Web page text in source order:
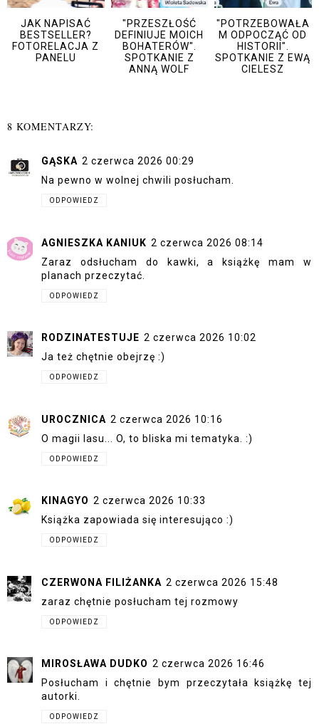
JAK NAPISAĆ
BESTSELLER?
FOTORELACJA Z
PANELU
"PRZESZŁOŚĆ
DEFINIUJE MOICH
BOHATERÓW".
SPOTKANIE Z
ANNĄ WOLF
"POTRZEBOWAŁA
M ODPOCZĄĆ OD
HISTORII".
SPOTKANIE Z EWĄ
CIELESZ
8 KOMENTARZY:
GĄSKA 2 czerwca 2026 00:29
Na pewno w wolnej chwili posłucham.
ODPOWIEDZ
AGNIESZKA KANIUK 2 czerwca 2026 08:14
Zaraz odsłucham do kawki, a książkę mam w
planach przeczytać.
ODPOWIEDZ
RODZINATESTUJE 2 czerwca 2026 10:02
Ja też chętnie obejrzę :)
ODPOWIEDZ
UROCZNICA 2 czerwca 2026 10:16
O magii lasu... O, to bliska mi tematyka. :)
ODPOWIEDZ
KINAGYO 2 czerwca 2026 10:33
Książka zapowiada się interesująco :)
ODPOWIEDZ
CZERWONA FILIŻANKA 2 czerwca 2026 15:48
zaraz chętnie posłucham tej rozmowy
ODPOWIEDZ
MIROSŁAWA DUDKO 2 czerwca 2026 16:46
Posłucham i chętnie bym przeczytała książkę tej
autorki.
ODPOWIEDZ